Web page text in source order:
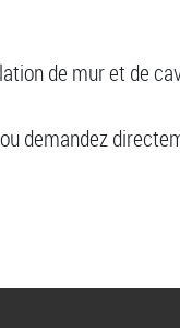
de mur et de
demandez